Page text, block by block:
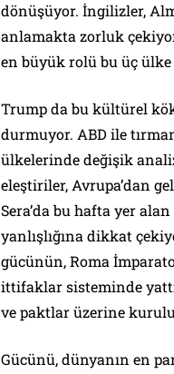
dönüşüyor. İngilizler,
anlamakta zorluk
en büyük rolü bu üç ülke
Trump da bu kültürel
durmuyor. ABD ile
ülkelerinde değişik
eleştiriler, Avrupa’dan
Sera’da bu hafta yer
yanlışlığına dikkat
gücünün, Roma
ittifaklar sisteminde
ve paktlar üzerine
Gücünü, dünyanın en